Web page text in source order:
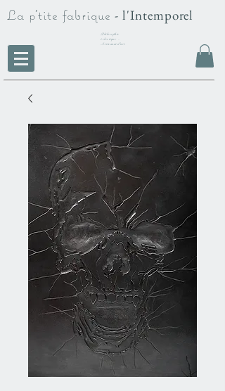
La p'tite fabrique - l'Intemporel
Philosophie
éclectique -
Artisanat d'art